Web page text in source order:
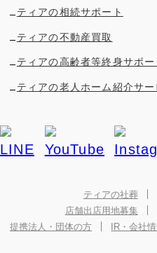
ティアの相続サポート
ティアの不動産買取
ティアの高齢者等終身サポー
ティアの老人ホーム紹介サー
ティアの社葬
店舗出店用地募集
提携法人・団体の方
IR・会社